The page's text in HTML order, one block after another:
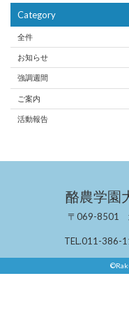
Category
全件
お知らせ
強調週間
ご案内
活動報告
酪農学園
〒069-8501
TEL.011-386-